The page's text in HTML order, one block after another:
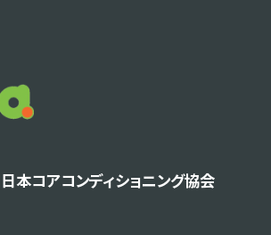
本コアコンディショニング協会